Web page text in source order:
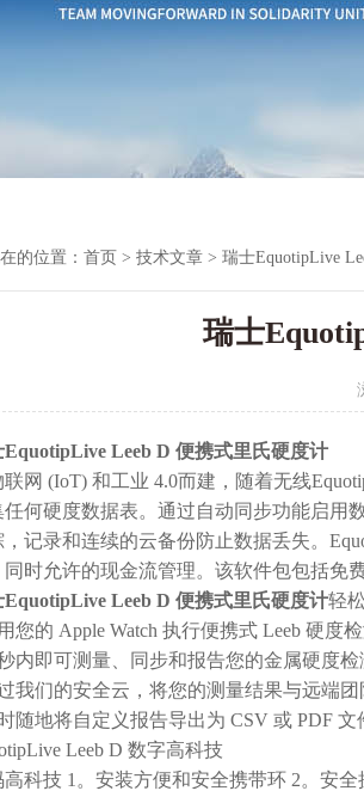
的位置： 首页 > 技术文章 > 瑞士EquotipLive
瑞士
EquotipLive Leeb D 便携式里氏硬度计
联网 (IoT) 和工业 4.0而建，随着无线
任何硬度数据表。通过自动同步功能启用
，记录和连续的云备份防止数据丢失。
同时允许的现金流管理。该软件包包括免
EquotipLive Leeb D 便携式里氏硬度计轻
您的 Apple Watch 执行便携式 Leeb 硬度
内即可测量、同步和报告您的金属硬度检
我们的安全云，将您的测量结果与远端
随地将自定义报告导出为 CSV 或 PDF 文
Leeb D 数字高科技
高科技 1。安装方便和安全携带环 2。安